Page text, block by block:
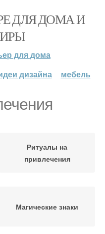
ДЛЯ ДОМА И
для дома
дизайна мебель
Ритуалы на
привлечения
Магические знаки